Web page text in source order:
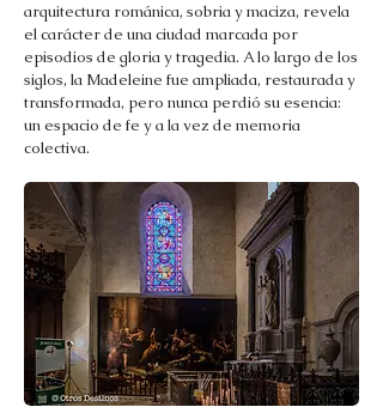
arquitectura románica, sobria y maciza, revela
el carácter de una ciudad marcada por
episodios de gloria y tragedia. A lo largo de los
siglos, la Madeleine fue ampliada, restaurada y
transformada, pero nunca perdió su esencia:
un espacio de fe y a la vez de memoria
colectiva.